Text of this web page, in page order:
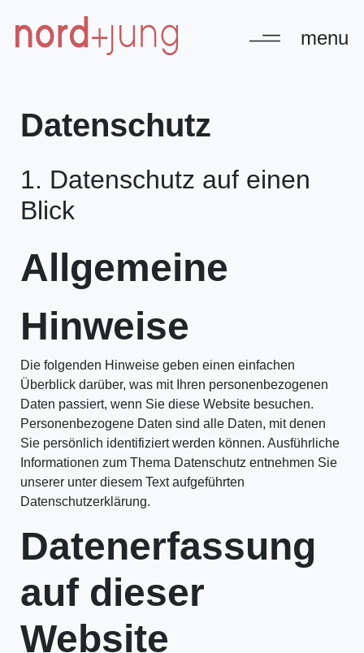
menu
Datenschutz
1. Datenschutz auf einen
Blick
Allgemeine
Hinweise
Die folgenden Hinweise geben einen einfachen
Überblick darüber, was mit Ihren personenbezogenen
Daten passiert, wenn Sie diese Website besuchen.
Personenbezogene Daten sind alle Daten, mit denen
Sie persönlich identifiziert werden können. Ausführliche
Informationen zum Thema Datenschutz entnehmen Sie
unserer unter diesem Text aufgeführten
Datenschutzerklärung.
Datenerfassung
auf dieser
Website